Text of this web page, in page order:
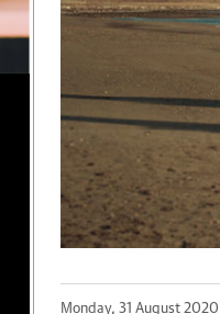
Monday, 31 August